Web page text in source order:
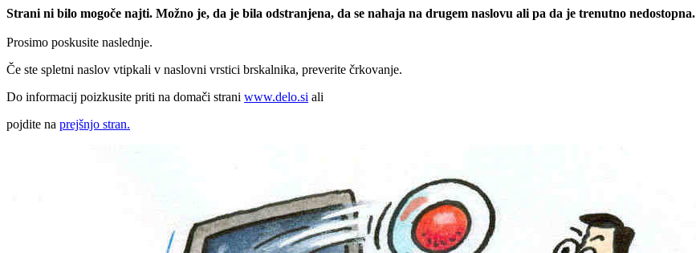
Strani ni bilo mogoče najti. Možno je, da je bila odstranjena, da se nahaja na drugem naslovu ali pa da je trenutno nedostopna.
Prosimo poskusite naslednje.
Če ste spletni naslov vtipkali v naslovni vrstici brskalnika, preverite črkovanje.
Do informacij poizkusite priti na domači strani www.delo.si ali
pojdite na prejšnjo stran.